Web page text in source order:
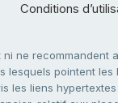
Conditions
ne
pointent
les liens